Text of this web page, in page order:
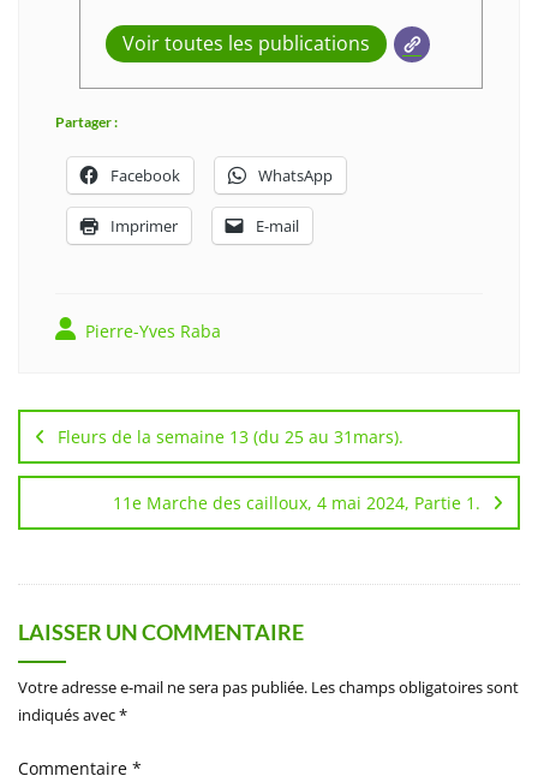
Voir toutes les publications
Partager :
Facebook WhatsApp
Imprimer E-mail
Pierre-Yves Raba
de
l’article
Fleurs de la semaine 13 (du 25 au 31mars).
11e Marche des cailloux, 4 mai 2024, Partie 1.
LAISSER UN COMMENTAIRE
Votre adresse e-mail ne sera pas publiée. Les champs obligatoires sont
indiqués avec*
Commentaire *